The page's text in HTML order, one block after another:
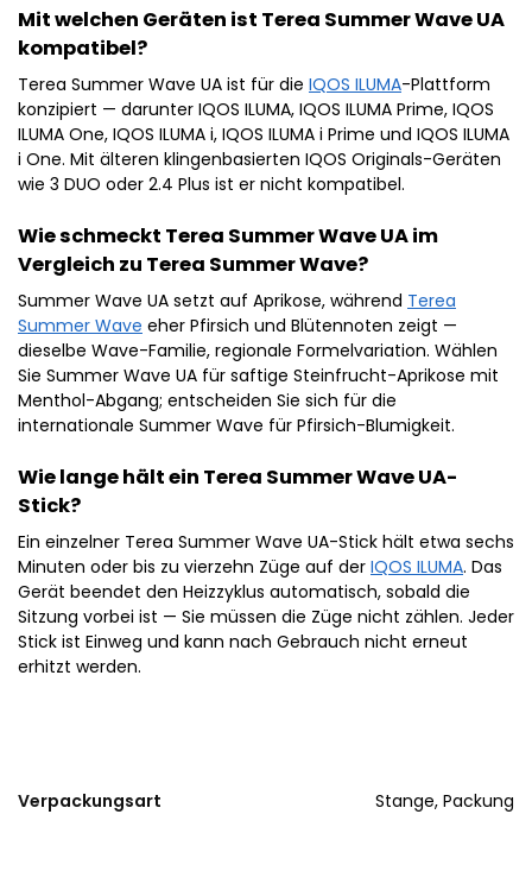
Mit welchen Geräten ist Terea Summer Wave UA
kompatibel?
Terea Summer Wave UA ist für die IQOS ILUMA-Plattform
konzipiert — darunter IQOS ILUMA, IQOS ILUMA Prime, IQOS
ILUMA One, IQOS ILUMA i, IQOS ILUMA i Prime und IQOS ILUMA
i One. Mit älteren klingenbasierten IQOS Originals-Geräten
wie 3 DUO oder 2.4 Plus ist er nicht kompatibel.
Wie schmeckt Terea Summer Wave UA im
Vergleich zu Terea Summer Wave?
Summer Wave UA setzt auf Aprikose, während Terea
Summer Wave eher Pfirsich und Blütennoten zeigt —
dieselbe Wave-Familie, regionale Formelvariation. Wählen
Sie Summer Wave UA für saftige Steinfrucht-Aprikose mit
Menthol-Abgang; entscheiden Sie sich für die
internationale Summer Wave für Pfirsich-Blumigkeit.
Wie lange hält ein Terea Summer Wave UA-
Stick?
Ein einzelner Terea Summer Wave UA-Stick hält etwa sechs
Minuten oder bis zu vierzehn Züge auf der IQOS ILUMA. Das
Gerät beendet den Heizzyklus automatisch, sobald die
Sitzung vorbei ist — Sie müssen die Züge nicht zählen. Jeder
Stick ist Einweg und kann nach Gebrauch nicht erneut
erhitzt werden.
Verpackungsart Stange, Packung